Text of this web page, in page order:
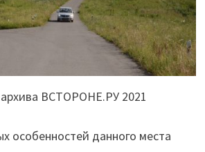
ВСТОРОНЕ.РУ 2021
особенностей данного места